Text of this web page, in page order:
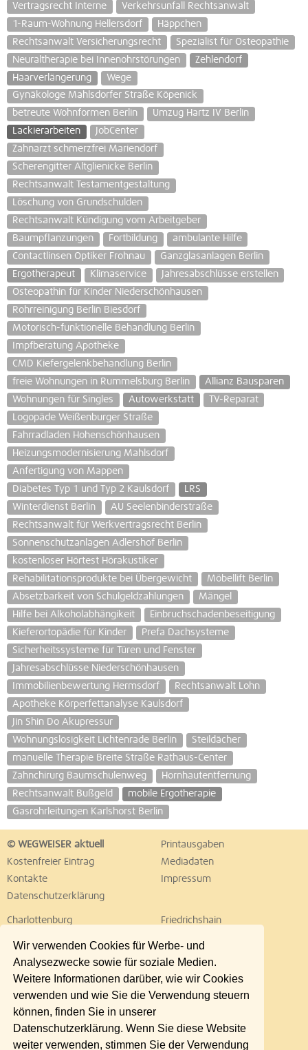
Wir verwenden Cookies für Werbe- und
Analysezwecke sowie für soziale Medien.
Weitere Informationen darüber, wie wir Cookies
verwenden und wie Sie die Verwendung steuern
können, finden Sie in unserer
Datenschutzerklärung. Wenn Sie diese Website
weiter verwenden, stimmen Sie der Verwendung
Vertragsrecht Interne
Verkehrsunfall Rechtsanwalt
1-Raum-Wohnung Hellersdorf
Häppchen
Rechtsanwalt Versicherungsrecht
Spezialist für Osteopathie
Neuraltherapie bei Innenohrstörungen
Zehlendorf
Haarverlängerung
Wege
Gynäkologe Mahlsdorfer Straße Köpenick
betreute Wohnformen Berlin
Umzug Hartz IV Berlin
Lackierarbeiten
JobCenter
Zahnarzt schmerzfrei Mariendorf
Scherengitter Altglienicke Berlin
Rechtsanwalt Testamentgestaltung
Löschung von Grundschulden
Rechtsanwalt Kündigung vom Arbeitgeber
Baumpflanzungen
Fortbildung
ambulante Hilfe
Contactlinsen Optiker Frohnau
Ganzglasanlagen Berlin
Ergotherapeut
Klimaservice
Jahresabschlüsse erstellen
Osteopathin für Kinder Niederschönhausen
Rohrreinigung Berlin Biesdorf
Motorisch-funktionelle Behandlung Berlin
Impfberatung Apotheke
CMD Kiefergelenkbehandlung Berlin
freie Wohnungen in Rummelsburg Berlin
Allianz Bausparen
Wohnungen für Singles
Autowerkstatt
TV-Reparat
Logopäde Weißenburger Straße
Fahrradladen Hohenschönhausen
Heizungsmodernisierung Mahlsdorf
Anfertigung von Mappen
Diabetes Typ 1 und Typ 2 Kaulsdorf
LRS
Winterdienst Berlin
AU Seelenbinderstraße
Rechtsanwalt für Werkvertragsrecht Berlin
Sonnenschutzanlagen Adlershof Berlin
kostenloser Hörtest Hörakustiker
Rehabilitationsprodukte bei Übergewicht
Möbellift Berlin
Absetzbarkeit von Schulgeldzahlungen
Mängel
Hilfe bei Alkoholabhängikeit
Einbruchschadenbeseitigung
Kieferortopädie für Kinder
Prefa Dachsysteme
Sicherheitssysteme für Türen und Fenster
Jahresabschlüsse Niederschönhausen
Immobilienbewertung Hermsdorf
Rechtsanwalt Lohn
Apotheke Körperfettanalyse Kaulsdorf
Jin Shin Do Akupressur
Wohnungslosigkeit Lichtenrade Berlin
Steildächer
manuelle Therapie Breite Straße Rathaus-Center
Zahnchirurg Baumschulenweg
Hornhautentfernung
Rechtsanwalt Bußgeld
mobile Ergotherapie
Gasrohrleitungen Karlshorst Berlin
© WEGWEISER aktuell
Printausgaben
Kostenfreier Eintrag
Mediadaten
Kontakte
Impressum
Datenschutzerklärung
Charlottenburg
Friedrichshain
Lichtenberg
Marzahn
Neukölln
Pankow
Reinickendorf
Schöneberg
Spandau
Steglitz